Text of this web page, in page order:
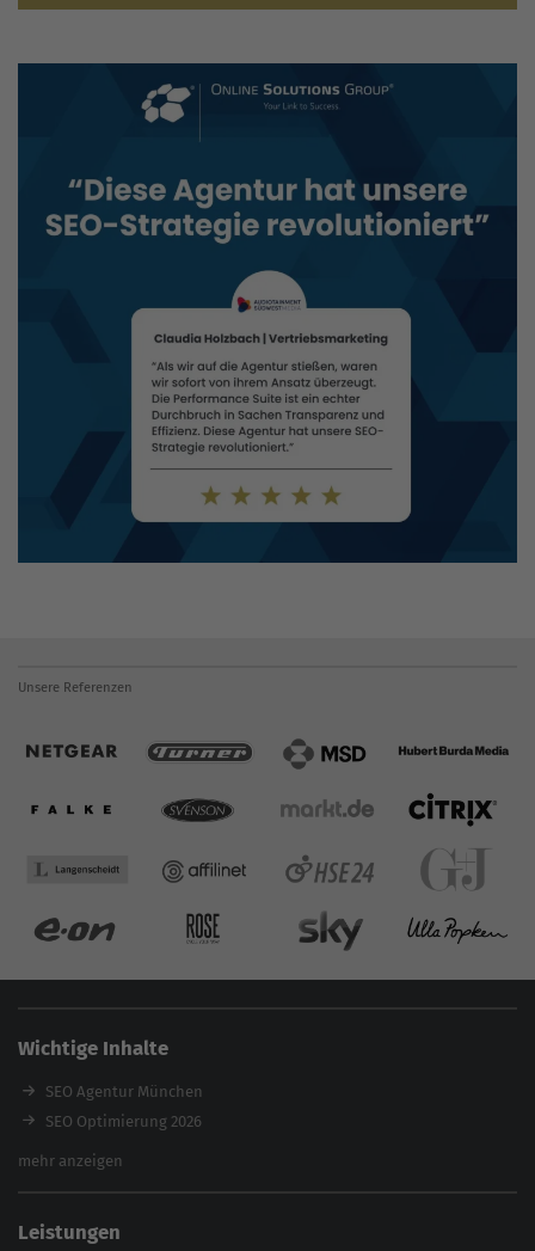
Unsere Referenzen
Wichtige Inhalte
SEO Agentur München
SEO Optimierung 2026
Backlink-Audit 2026
Referenzen
mehr anzeigen
Leistungen